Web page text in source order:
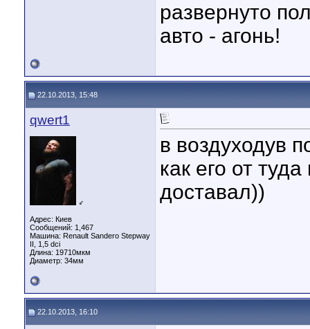
развернуто
авто - агонь!
22.10.2013, 15:48
qwert1
♂
Адрес: Киев
Сообщений: 1,467
Машина: Renault Sandero Stepway
II, 1,5 dci
Длина: 19710мкм
Диаметр: 34мм
в воздуходув
как его от
доставал))
22.10.2013, 16:10